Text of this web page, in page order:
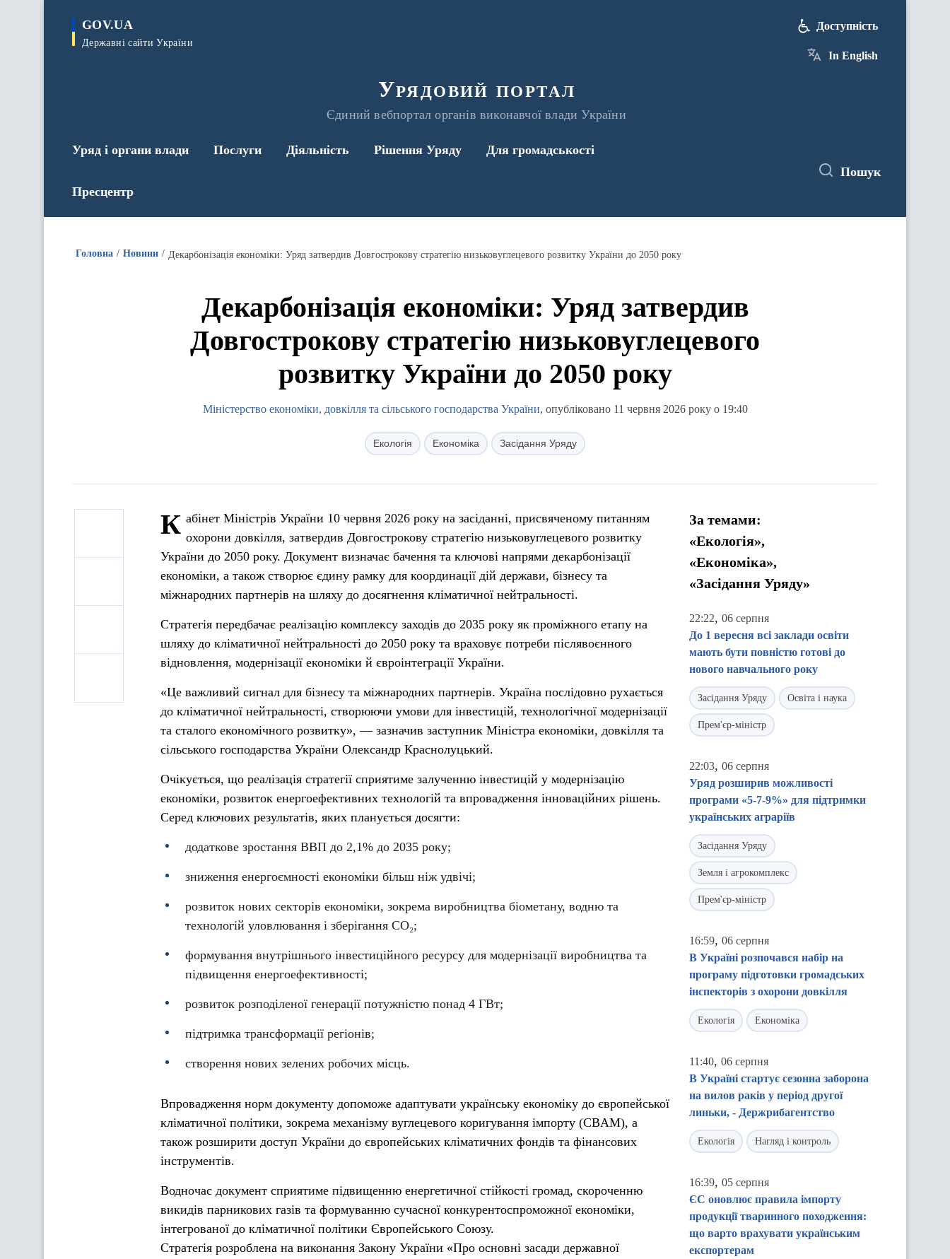
GOV.UA
Державні сайти України
Урядовий портал
Єдиний вебпортал органів виконавчої влади України
Доступність
In English
Уряд і органи влади Послуги Діяльність Рішення Уряду Для громадськості
Пресцентр
Пошук
Головна Новини Декарбонізація економіки: Уряд затвердив Довгострокову стратегію низьковуглецевого розвитку України до 2050 року
Декарбонізація економіки: Уряд затвердив
Довгострокову стратегію низьковуглецевого
розвитку України до 2050 року
Міністерство економіки, довкілля та сільського господарства України, опубліковано 11 червня 2026 року о 19:40
Екологія Економіка Засідання Уряду
К абінет Міністрів України 10 червня 2026 року на засіданні, присвяченому питанням
охорони довкілля, затвердив Довгострокову стратегію низьковуглецевого розвитку
України до 2050 року. Документ визначає бачення та ключові напрями декарбонізації
економіки, а також створює єдину рамку для координації дій держави, бізнесу та
міжнародних партнерів на шляху до досягнення кліматичної нейтральності.
Стратегія передбачає реалізацію комплексу заходів до 2035 року як проміжного етапу на
шляху до кліматичної нейтральності до 2050 року та враховує потреби післявоєнного
відновлення, модернізації економіки й євроінтеграції України.
«Це важливий сигнал для бізнесу та міжнародних партнерів. Україна послідовно рухається
до кліматичної нейтральності, створюючи умови для інвестицій, технологічної модернізації
та сталого економічного розвитку», — зазначив заступник Міністра економіки, довкілля та
сільського господарства України Олександр Краснолуцький.
Очікується, що реалізація стратегії сприятиме залученню інвестицій у модернізацію
економіки, розвиток енергоефективних технологій та впровадження інноваційних рішень.
Серед ключових результатів, яких планується досягти:
додаткове зростання ВВП до 2,1% до 2035 року;
зниження енергоємності економіки більш ніж удвічі;
розвиток нових секторів економіки, зокрема виробництва біометану, водню та
технологій уловлювання і зберігання CO₂;
формування внутрішнього інвестиційного ресурсу для модернізації виробництва та
підвищення енергоефективності;
розвиток розподіленої генерації потужністю понад 4 ГВт;
підтримка трансформації регіонів;
створення нових зелених робочих місць.
Впровадження норм документу допоможе адаптувати українську економіку до європейської
кліматичної політики, зокрема механізму вуглецевого коригування імпорту (CBAM), а
також розширити доступ України до європейських кліматичних фондів та фінансових
інструментів.
Водночас документ сприятиме підвищенню енергетичної стійкості громад, скороченню
викидів парникових газів та формуванню сучасної конкурентоспроможної економіки,
інтегрованої до кліматичної політики Європейського Союзу.
Стратегія розроблена на виконання Закону України «Про основні засади державної
За темами:
«Екологія»,
«Економіка»,
«Засідання Уряду»
22:22, 06 серпня
До 1 вересня всі заклади освіти
мають бути повністю готові до
нового навчального року
Засідання Уряду Освіта і наука
Прем'єр-міністр
22:03, 06 серпня
Уряд розширив можливості
програми «5-7-9%» для підтримки
українських аграріїв
Засідання Уряду
Земля і агрокомплекс
Прем'єр-міністр
16:59, 06 серпня
В Україні розпочався набір на
програму підготовки громадських
інспекторів з охорони довкілля
Екологія Економіка
11:40, 06 серпня
В Україні стартує сезонна заборона
на вилов раків у період другої
линьки, - Держрибагентство
Екологія Нагляд і контроль
16:39, 05 серпня
ЄС оновлює правила імпорту
продукції тваринного походження:
що варто врахувати українським
експортерам